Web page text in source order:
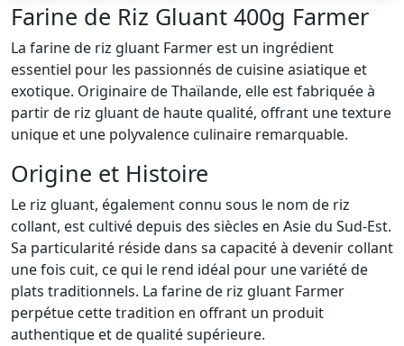
Farine de Riz Gluant 400g Farmer
La farine de riz gluant Farmer est un ingrédient
essentiel pour les passionnés de cuisine asiatique et
exotique. Originaire de Thaïlande, elle est fabriquée à
partir de riz gluant de haute qualité, offrant une texture
unique et une polyvalence culinaire remarquable.
Origine et Histoire
Le riz gluant, également connu sous le nom de riz
collant, est cultivé depuis des siècles en Asie du Sud-Est.
Sa particularité réside dans sa capacité à devenir collant
une fois cuit, ce qui le rend idéal pour une variété de
plats traditionnels. La farine de riz gluant Farmer
perpétue cette tradition en offrant un produit
authentique et de qualité supérieure.